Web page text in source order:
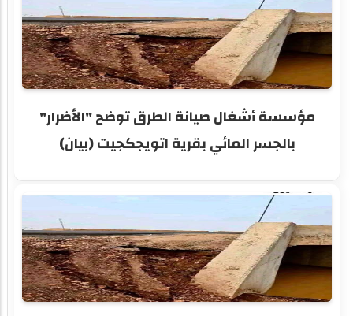
مؤسسة أشغال صيانة الطرق توضح "الأضرار"
بالجسر المائي بقرية اتويجكجيت (بيان)